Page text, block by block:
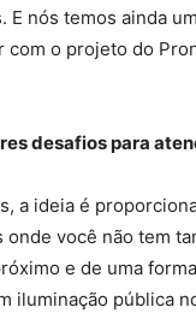
E nós temos ainda
com o projeto do
desafios para
a ideia é
você não tem
e de uma
iluminação pública